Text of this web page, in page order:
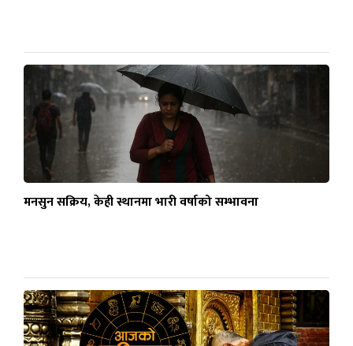
मनसुन सक्रिय, केही स्थानमा भारी वर्षाको सम्भावना